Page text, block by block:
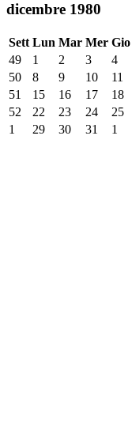
dicembre 1980
Sett Lun Mar Mer Gio
49
1 2 3 4
50
8 9 10 11
51
15 16 17 18
52
22 23 24 25
1
29 30 31 1